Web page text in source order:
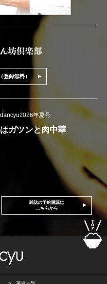
登録無料）
dancyu2026年夏号
ガツンと肉中華
雑誌の予約購読は
こちらから